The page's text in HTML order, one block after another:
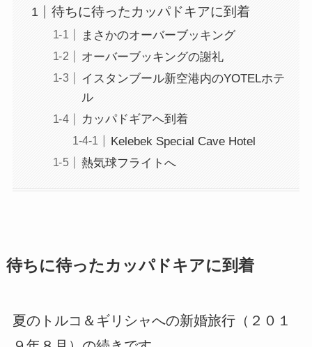
待ちに待ったカッパドキアに到着
まさかのオーバーブッキング
オーバーブッキングの謝礼
イスタンブール新空港内のYOTELホテ
ル
カッパドギアへ到着
Kelebek Special Cave Hotel
熱気球フライトへ
待ちに待ったカッパドキアに到着
夏のトルコ＆ギリシャへの新婚旅行（２０１